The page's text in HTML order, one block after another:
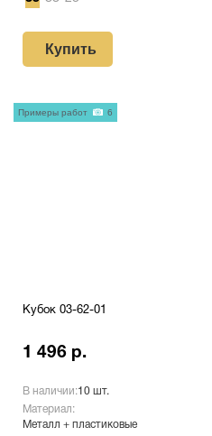
Купить
Кубок 03-62-01
1 496 р.
В наличии:10 шт.
Материал:
Металл + пластиковые
Примеры работ 6